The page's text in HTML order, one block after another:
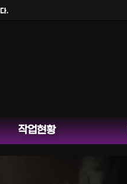
작업현황